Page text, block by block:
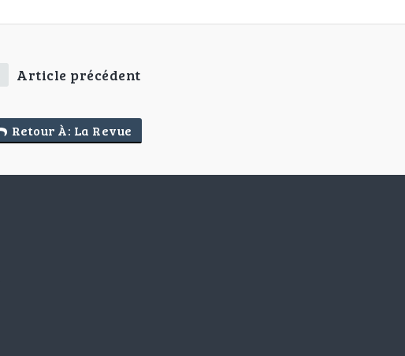
Article précédent
Retour À: La Revue